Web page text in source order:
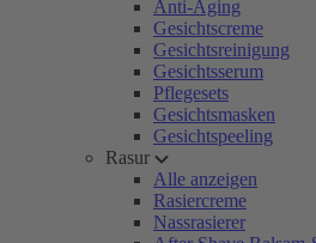
Anti-Aging
Gesichtscreme
Gesichtsreinigung
Gesichtsserum
Pflegesets
Gesichtsmasken
Gesichtspeeling
Rasur
Alle anzeigen
Rasiercreme
Nassrasierer